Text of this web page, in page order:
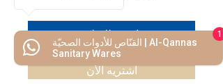
اضف للسلة
اشتريه الأن
القنّاص للأدوات الصحيّة | Al-Qannas
Sanitary Wares
1